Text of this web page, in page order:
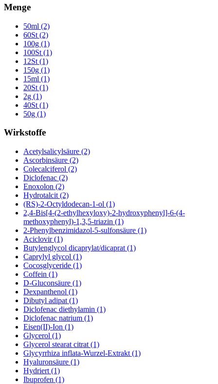
Menge
50ml (2)
60St (2)
100g (1)
100St (1)
12St (1)
150g (1)
15ml (1)
20St (1)
2g (1)
40St (1)
50g (1)
Wirkstoffe
Acetylsalicylsäure (2)
Ascorbinsäure (2)
Colecalciferol (2)
Diclofenac (2)
Enoxolon (2)
Hydrotalcit (2)
(RS)-2-Octyldodecan-1-ol (1)
2,4-Bis[4-(2-ethylhexyloxy)-2-hydroxyphenyl]-6-(4-
methoxyphenyl)-1,3,5-triazin (1)
2-Phenylbenzimidazol-5-sulfonsäure (1)
Aciclovir (1)
Butylenglycol dicaprylat/dicaprat (1)
Caprylyl glycol (1)
Cocosglyceride (1)
Coffein (1)
D-Gluconsäure (1)
Dexpanthenol (1)
Dibutyl adipat (1)
Diclofenac diethylamin (1)
Diclofenac natrium (1)
Eisen(II)-Ion (1)
Glycerol (1)
Glycerol stearat citrat (1)
Glycyrrhiza inflata-Wurzel-Extrakt (1)
Hyaluronsäure (1)
Hydriert (1)
Ibuprofen (1)